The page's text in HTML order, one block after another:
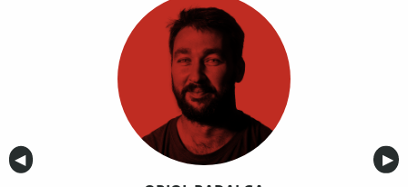
Anterior
◀︎ ▶︎